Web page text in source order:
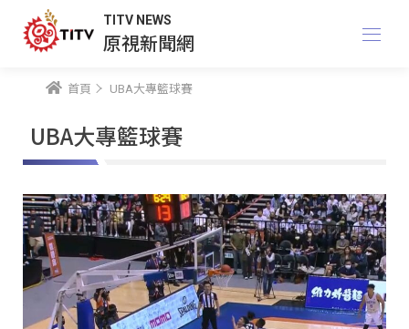
TITV NEWS
原視新聞網
首頁 UBA大專籃球賽
UBA大專籃球賽